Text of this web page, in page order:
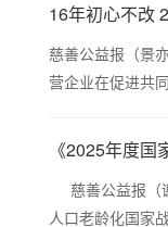
16年初心不改
慈善公益报（景
营企业在促进共
《2025年度
慈善公益报（
人口老龄化国家